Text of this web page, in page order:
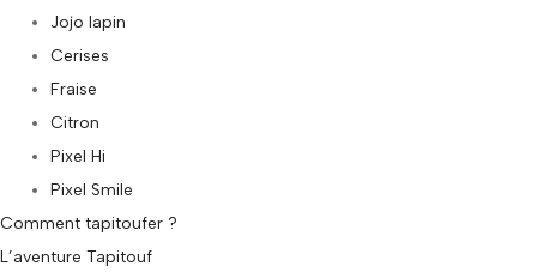
Jojo lapin
Cerises
Fraise
Citron
Pixel Hi
Pixel Smile
Comment tapitoufer ?
L’aventure Tapitouf